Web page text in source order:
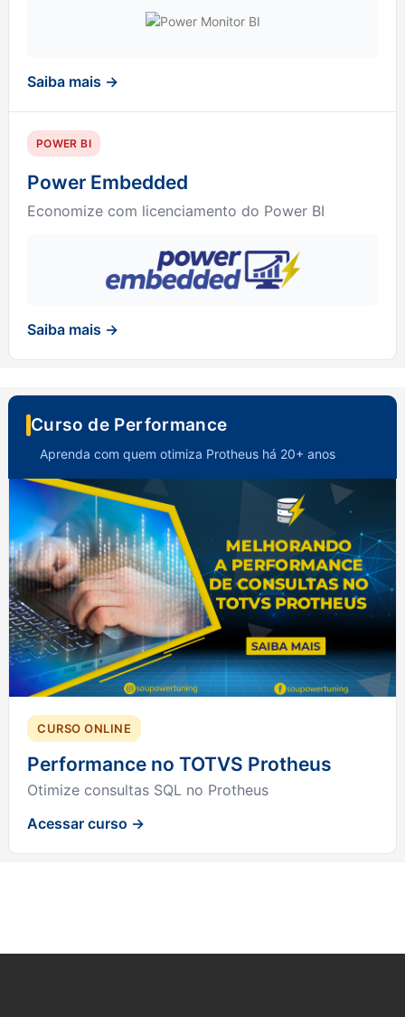
Saiba mais →
POWER BI
Power Embedded
Economize com licenciamento do Power BI
Saiba mais →
Curso de Performance
Aprenda com quem otimiza Protheus há 20+ anos
CURSO ONLINE
Performance no TOTVS Protheus
Otimize consultas SQL no Protheus
Acessar curso →